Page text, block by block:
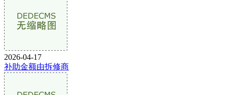
2026-04-17
补助金额由拆修商